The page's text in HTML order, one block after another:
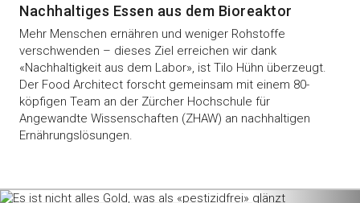
Nachhaltiges Essen aus dem Bioreaktor
Mehr Menschen ernähren und weniger Rohstoffe
verschwenden – dieses Ziel erreichen wir dank
«Nachhaltigkeit aus dem Labor», ist Tilo Hühn überzeugt.
Der Food Architect forscht gemeinsam mit einem 80-
köpfigen Team an der Zürcher Hochschule für
Angewandte Wissenschaften (ZHAW) an nachhaltigen
Ernährungslösungen.